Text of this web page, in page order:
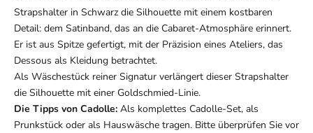
Strapshalter in Schwarz die Silhouette mit einem kostbaren
Detail: dem Satinband, das an die Cabaret-Atmosphäre erinnert.
Er ist aus Spitze gefertigt, mit der Präzision eines Ateliers, das
Dessous als Kleidung betrachtet.
Als Wäschestück reiner Signatur verlängert dieser Strapshalter
die Silhouette mit einer Goldschmied-Linie.
Die Tipps von Cadolle: Als komplettes Cadolle-Set, als
Prunkstück oder als Hauswäsche tragen. Bitte überprüfen Sie vor